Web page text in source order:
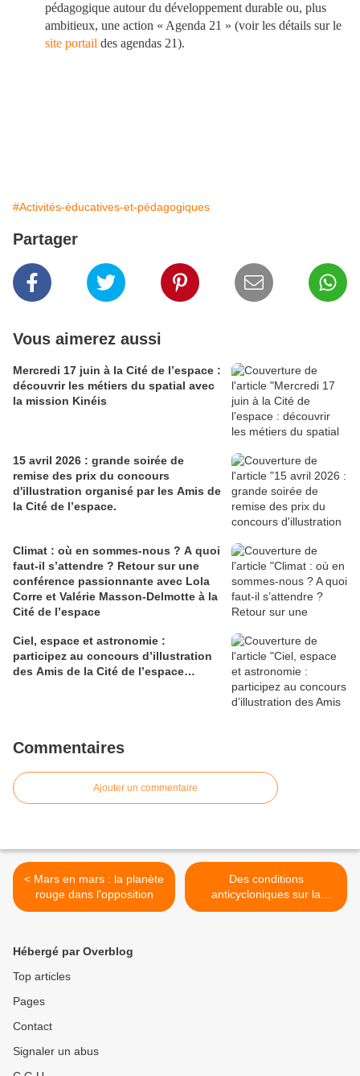
pédagogique autour du développement durable ou, plus
ambitieux, une action « Agenda 21 » (voir les détails sur le
site portail des agendas 21).
#Activités-éducatives-et-pédagogiques
Partager
Vous aimerez aussi
Mercredi 17 juin à la Cité de l’espace :
découvrir les métiers du spatial avec
la mission Kinéis
15 avril 2026 : grande s oirée de
remise des prix du concours
d'illustration organisé par les Amis de
la Cité de l’espace.
Climat : où en sommes-nous ? A quoi
faut-il s’attendre ? Retour sur une
conférence passionnante avec Lola
Corre et Valérie Masson-Delmotte à la
Cité de l’espace
Ciel, espace et astronomie :
participez au concours d’illustration
des Amis de la Cité de l’espace…
Commentaires
Ajouter un commentaire
< Mars en mars : la planète
rouge dans l'opposition
Des conditions
anticycloniques sur la
France : des températures
Hébergé par Overblog
Top articles
Pages
Contact
Signaler un abus